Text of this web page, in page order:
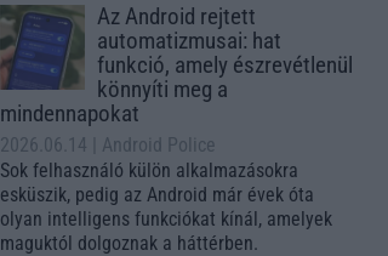
Az Android rejtett
automatizmusai: hat
funkció, amely észrevétlenül
könnyíti meg a
mindennapokat
2026.06.14
| Android Police
Sok felhasználó külön alkalmazásokra
esküszik, pedig az Android már évek óta
olyan intelligens funkciókat kínál, amelyek
maguktól dolgoznak a háttérben.